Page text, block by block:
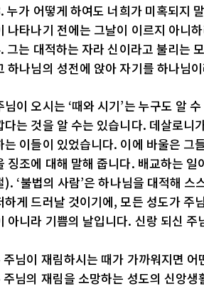
누가 어떻게 하여도 너희가 미혹되지
나타나기 전에는 그날이 이르지 아니
그는 대적하는 자라 신이라고 불리는
하나님의 성전에 앉아 자기를 하나님
님이 오시는 ‘때와 시기’는 누구도 알
다는 것을 알 수는 있습니다. 데살로니
는 이들이 있었습니다. 이에 바울은 그
징조에 대해 말해 줍니다. 배교하는
). ‘불법의 사람’은 하나님을 대적해
하게 드러날 것이기에, 모든 성도가 주
아니라 기쁨의 날입니다. 신랑 되신
주님이 재림하시는 때가 가까워지면 어
주님의 재림을 소망하는 성도의 신앙생